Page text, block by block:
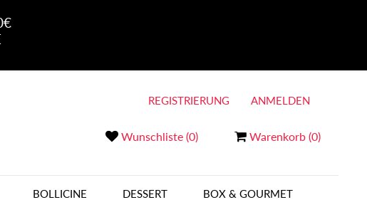
Wunschliste (0) Warenkorb (0)
REGISTRIERUNG ANMELDEN
BOLLICINE DESSERT BOX & GOURMET